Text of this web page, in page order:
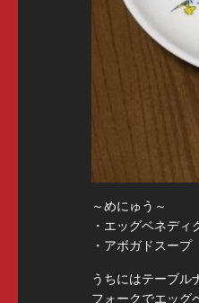
～めにゅう～
・エッグベネディ
・アボガドスープ
うちにはテーブル
フォークでエッグ